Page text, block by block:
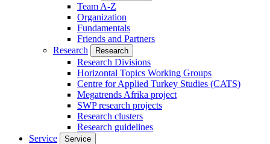
Team A-Z
Organization
Fundamentals
Friends and Partners
Research
Research
Research Divisions
Horizontal Topics Working Groups
Centre for Applied Turkey Studies (CATS)
Megatrends Afrika project
SWP research projects
Research clusters
Research guidelines
Service
Service